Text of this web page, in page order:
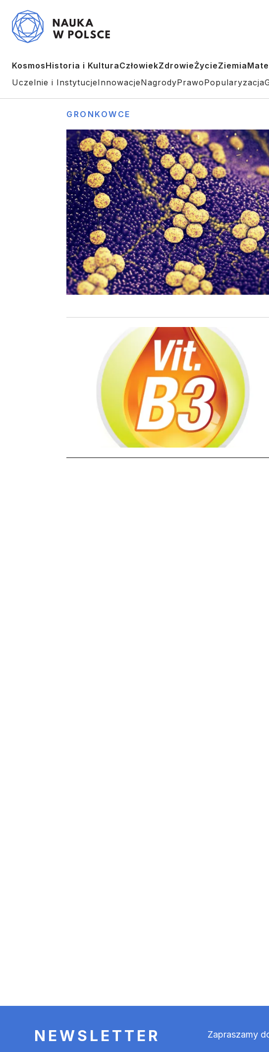
KosmosHistoria i KulturaCzłowiekZdrowieŻycieZiemia
Uczelnie i InstytucjeInnowacjeNagrodyPrawoPopularyzacja
GRONKOWCE
NEWSLETTER Zapraszamy